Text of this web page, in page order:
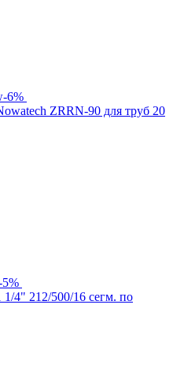
-6%
ZRRN-90 для труб 20
5%
4" 212/500/16 сегм. по